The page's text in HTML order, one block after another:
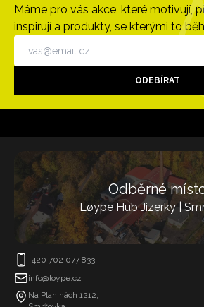
Máme pro vás akce, které motivují,
inspirují a produkty, se kterými to
ODEBÍRAT
Odběrné
Løype Hub Jizerky |
+420 702 077 833
info@loype.cz
Na Planinách 1212,